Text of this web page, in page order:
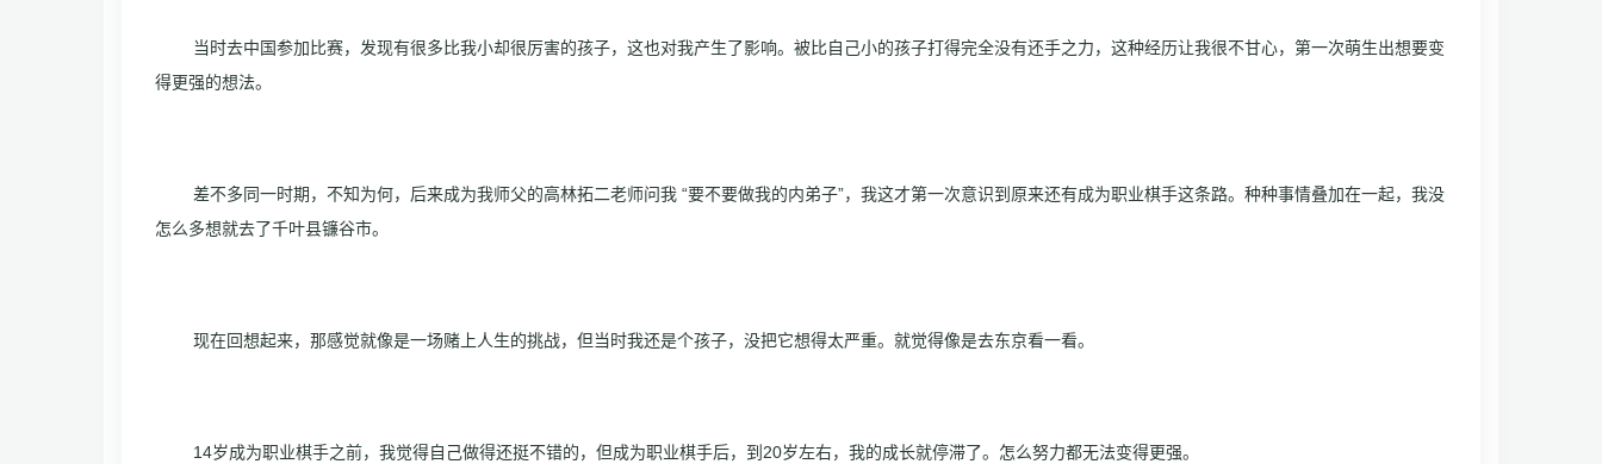
当时去中国参加比赛，发现有很多比我小却很厉害的孩子，这也对我产生了影响。被比自己小的孩子打得完全没有还手之力，这种经历让我很不甘心，第一次萌生出想要变
得更强的想法。
差不多同一时期，不知为何，后来成为我师父的高林拓二老师问我 “要不要做我的内弟子”，我这才第一次意识到原来还有成为职业棋手这条路。种种事情叠加在一起，我没
怎么多想就去了千叶县镰谷市。
现在回想起来，那感觉就像是一场赌上人生的挑战，但当时我还是个孩子，没把它想得太严重。就觉得像是去东京看一看。
14岁成为职业棋手之前，我觉得自己做得还挺不错的，但成为职业棋手后，到20岁左右，我的成长就停滞了。怎么努力都无法变得更强。